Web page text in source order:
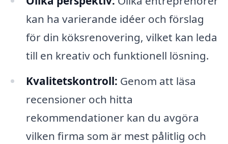
kan ha varierande idéer och förslag
för din köksrenovering, vilket kan leda
till en kreativ och funktionell lösning.
Kvalitetskontroll: Genom att läsa
recensioner och hitta
rekommendationer kan du avgöra
vilken firma som är mest pålitlig och